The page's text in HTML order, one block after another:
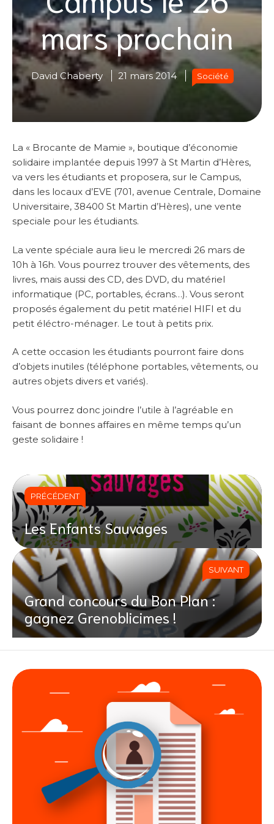
mars prochain
David Chaberty 21 mars 2014 Société
La « Brocante de Mamie », boutique d’économie
solidaire implantée depuis 1997 à St Martin d’Hères,
va vers les étudiants et proposera, sur le Campus,
dans les locaux d’EVE (701, avenue Centrale, Domaine
Universitaire, 38400 St Martin d’Hères), une vente
speciale pour les étudiants.
La vente spéciale aura lieu le mercredi 26 mars de
10h à 16h. Vous pourrez trouver des vêtements, des
livres, mais aussi des CD, des DVD, du matériel
informatique (PC, portables, écrans…). Vous seront
proposés également du petit matériel HIFI et du
petit éléctro-ménager. Le tout à petits prix.
A cette occasion les étudiants pourront faire dons
d’objets inutiles (téléphone portables, vêtements, ou
autres objets divers et variés).
Vous pourrez donc joindre l’utile à l’agréable en
faisant de bonnes affaires en même temps qu’un
geste solidaire !
PRÉCÉDENT
Les Enfants Sauvages
SUIVANT
Grand concours du Bon Plan :
gagnez Grenoblicimes !